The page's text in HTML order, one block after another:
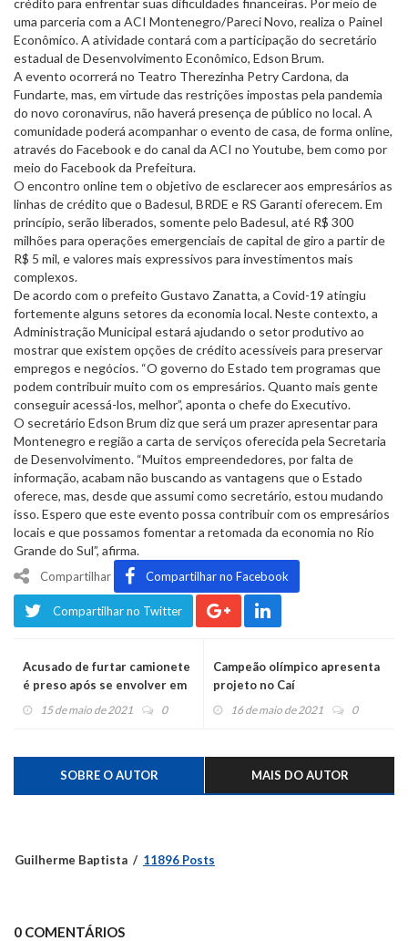
uma parceria com a ACI Montenegro/Pareci Novo, realiza o Painel
Econômico. A atividade contará com a participação do secretário
estadual de Desenvolvimento Econômico, Edson Brum.
A evento ocorrerá no Teatro Therezinha Petry Cardona, da
Fundarte, mas, em virtude das restrições impostas pela pandemia
do novo coronavírus, não haverá presença de público no local. A
comunidade poderá acompanhar o evento de casa, de forma online,
através do Facebook e do canal da ACI no Youtube, bem como por
meio do Facebook da Prefeitura.
O encontro online tem o objetivo de esclarecer aos empresários as
linhas de crédito que o Badesul, BRDE e RS Garanti oferecem. Em
princípio, serão liberados, somente pelo Badesul, até R$ 300
milhões para operações emergenciais de capital de giro a partir de
R$ 5 mil, e valores mais expressivos para investimentos mais
complexos.
De acordo com o prefeito Gustavo Zanatta, a Covid-19 atingiu
fortemente alguns setores da economia local. Neste contexto, a
Administração Municipal estará ajudando o setor produtivo ao
mostrar que existem opções de crédito acessíveis para preservar
empregos e negócios. “O governo do Estado tem programas que
podem contribuir muito com os empresários. Quanto mais gente
conseguir acessá-los, melhor”, aponta o chefe do Executivo.
O secretário Edson Brum diz que será um prazer apresentar para
Montenegro e região a carta de serviços oferecida pela Secretaria
de Desenvolvimento. “Muitos empreendedores, por falta de
informação, acabam não buscando as vantagens que o Estado
oferece, mas, desde que assumi como secretário, estou mudando
isso. Espero que este evento possa contribuir com os empresários
locais e que possamos fomentar a retomada da economia no Rio
Grande do Sul”, afirma.
Compartilhar Compartilhar no Facebook
Compartilhar no Twitter
Acusado de furtar camionete
é preso após se envolver em
dois acidentes no Caí
15 de maio de 2021 0
Campeão olímpico apresenta
projeto no Caí
16 de maio de 2021 0
SOBRE O AUTOR MAIS DO AUTOR
Guilherme Baptista 11896 Posts
0 COMENTÁRIOS